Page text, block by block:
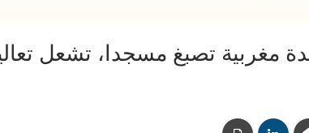
مغربية تصبغ مسجدا، تشعل